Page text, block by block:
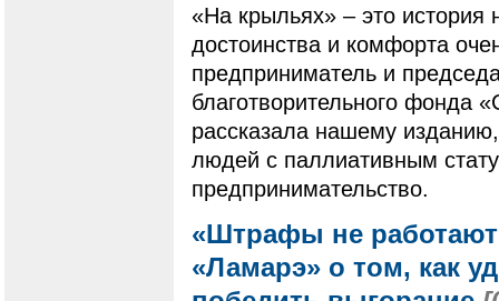
«На крыльях» – это
достоинства и комфорта
предприниматель и
благотворительного фонда
рассказала нашему
людей с паллиативным
предпринимательство.
«Штрафы не
«Ламарэ» о том, как